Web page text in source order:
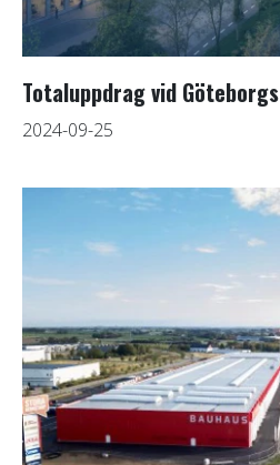
Totaluppdrag vid
2024-09-25